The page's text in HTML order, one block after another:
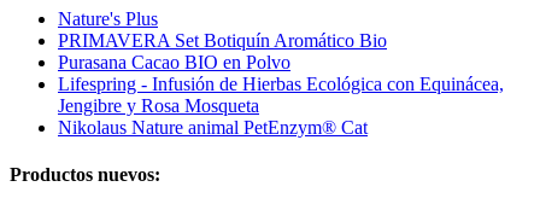
Nature's Plus
PRIMAVERA Set Botiquín Aromático Bio
Purasana Cacao BIO en Polvo
Lifespring - Infusión de Hierbas Ecológica con Equinácea,
Jengibre y Rosa Mosqueta
Nikolaus Nature animal PetEnzym® Cat
Productos nuevos: